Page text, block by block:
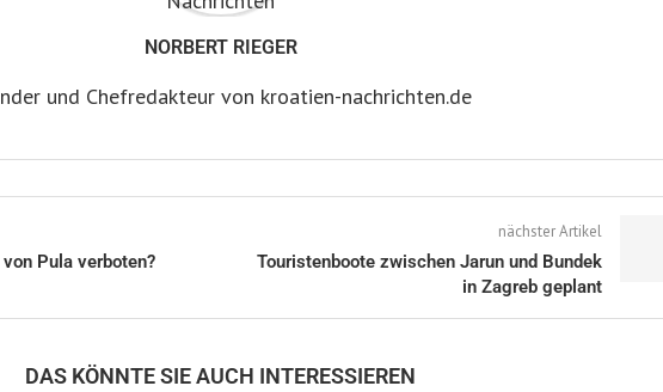
NORBERT RIEGER
und Chefredakteur von kroatien-nachrichten.de
Pula verboten?
nächster Artikel
Touristenboote zwischen Jarun und Bundek
in Zagreb geplant
DAS KÖNNTE SIE AUCH INTERESSIEREN